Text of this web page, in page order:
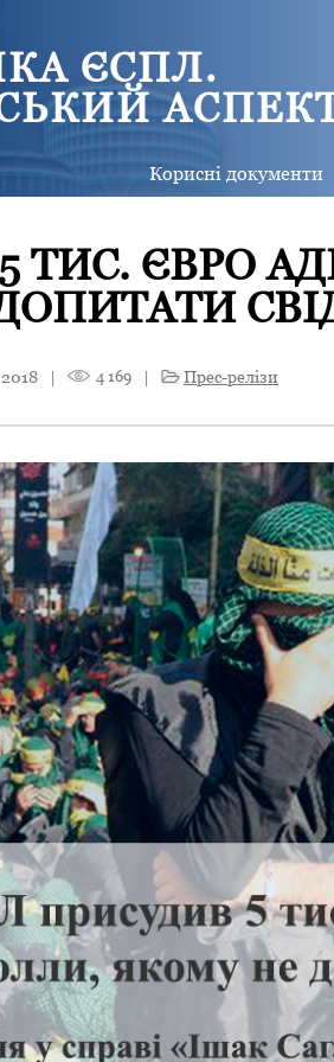
ЄСПЛ.
Корисні документи
ТИС. ЄВРО
| 4 169 | Прес-релізи